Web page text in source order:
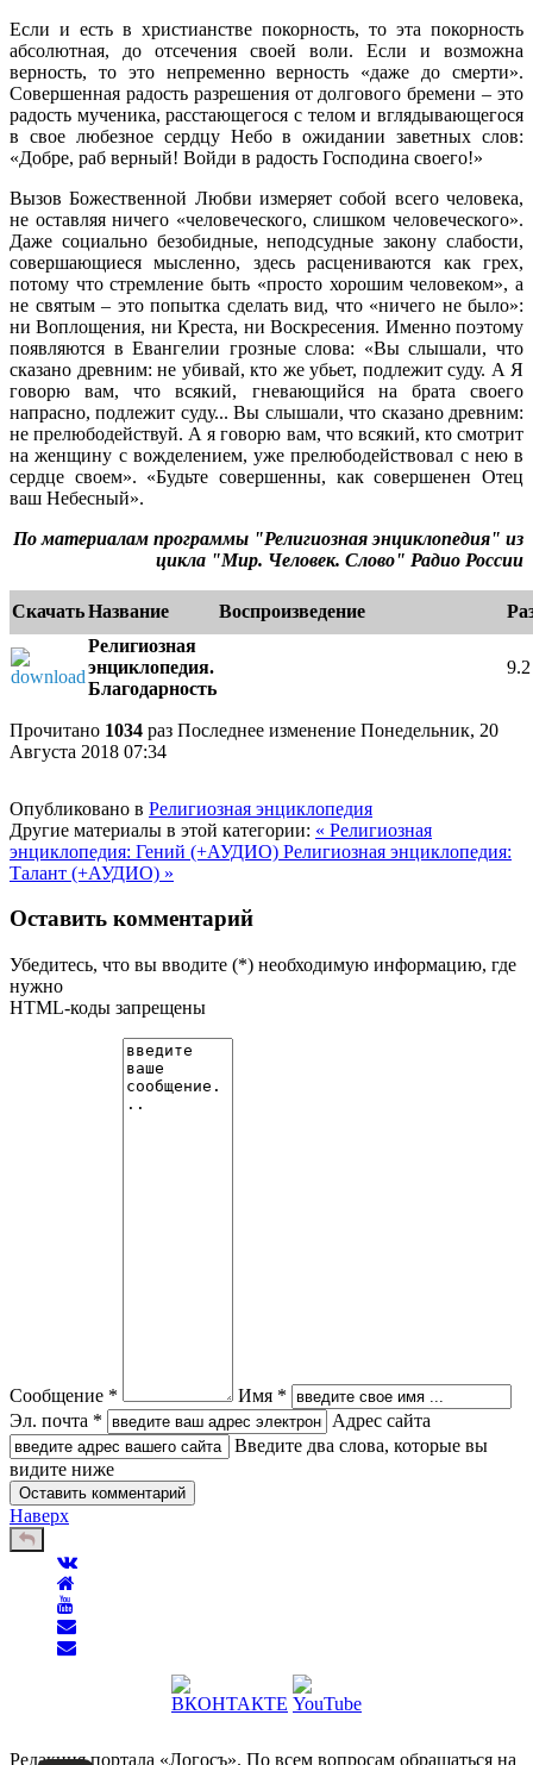
Если и есть в христианстве покорность, то эта покорность
абсолютная, до отсечения своей воли. Если и возможна
верность, то это непременно верность «даже до смерти».
Совершенная радость разрешения от долгового бремени – это
радость мученика, расстающегося с телом и вглядывающегося
в свое любезное сердцу Небо в ожидании заветных слов:
«Добре, раб верный! Войди в радость Господина своего!»
Вызов Божественной Любви измеряет собой всего человека,
не оставляя ничего «человеческого, слишком человеческого».
Даже социально безобидные, неподсудные закону слабости,
совершающиеся мысленно, здесь расцениваются как грех,
потому что стремление быть «просто хорошим человеком», а
не святым – это попытка сделать вид, что «ничего не было»:
ни Воплощения, ни Креста, ни Воскресения. Именно поэтому
появляются в Евангелии грозные слова: «Вы слышали, что
сказано древним: не убивай, кто же убьет, подлежит суду. А Я
говорю вам, что всякий, гневающийся на брата своего
напрасно, подлежит суду... Вы слышали, что сказано древним:
не прелюбодействуй. А я говорю вам, что всякий, кто смотрит
на женщину с вожделением, уже прелюбодействовал с нею в
сердце своем». «Будьте совершенны, как совершенен Отец
ваш Небесный».
По материалам программы "Религиозная энциклопедия" из
цикла "Мир. Человек. Слово" Радио России
СкачатьНазвание Воспроизведение
Религиозная
энциклопедия.
Благодарность
Прочитано 1034 раз Последнее изменение Понедельник, 20
Августа 2018 07:34
Опубликовано в Религиозная энциклопедия
Другие материалы в этой категории: « Религиозная
энциклопедия: Гений (+АУДИО) Религиозная энциклопедия:
Талант (+АУДИО) »
Оставить комментарий
Убедитесь, что вы вводите (*) необходимую информацию, где
нужно
HTML-коды запрещены
Сообщение *
Имя *
Эл. почта *
Адрес сайта
Введите два слова, которые вы
видите ниже
Наверх
Редакция портала «Логосъ». По всем вопросам обращаться на